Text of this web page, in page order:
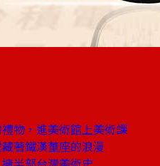
物，進美術館上美術課
著鐵漢董座的浪漫